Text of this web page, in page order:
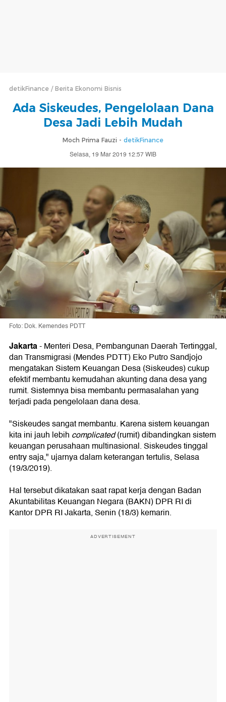
detikFinance Berita Ekonomi Bisnis
Ada Siskeudes, Pengelolaan Dana
Desa Jadi Lebih Mudah
Moch Prima Fauzi - detikFinance
Selasa, 19 Mar 2019 12:57 WIB
Foto: Dok. Kemendes PDTT
Jakarta-Menteri Desa, Pembangunan Daerah Tertinggal,
dan Transmigrasi (Mendes PDTT) Eko Putro Sandjojo
mengatakan Sistem Keuangan Desa (Siskeudes) cukup
efektif membantu kemudahan akunting dana desa yang
rumit. Sistemnya bisa membantu permasalahan yang
terjadi pada pengelolaan dana desa.
"Siskeudes sangat membantu. Karena sistem keuangan
kita ini jauh lebih complicated(rumit) dibandingkan sistem
keuangan perusahaan multinasional. Siskeudes tinggal
entry saja," ujarnya dalam keterangan tertulis, Selasa
(19/3/2019).
Hal tersebut dikatakan saat rapat kerja dengan Badan
Akuntabilitas Keuangan Negara (BAKN) DPR RI di
Kantor DPR RI Jakarta, Senin (18/3) kemarin.
ADVERTISEMENT